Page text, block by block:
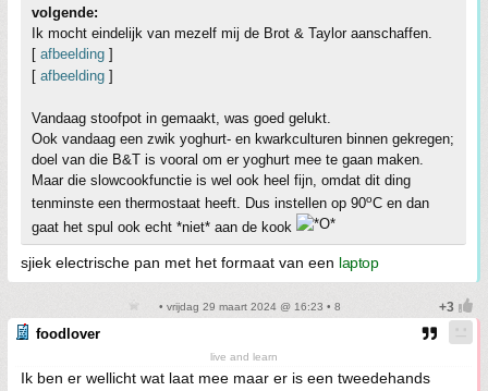
volgende:
Ik mocht eindelijk van mezelf mij de Brot & Taylor aanschaffen.
[ afbeelding ]
[ afbeelding ]
Vandaag stoofpot in gemaakt, was goed gelukt.
Ook vandaag een zwik yoghurt- en kwarkculturen binnen gekregen;
doel van die B&T is vooral om er yoghurt mee te gaan maken.
Maar die slowcookfunctie is wel ook heel fijn, omdat dit ding
tenminste een thermostaat heeft. Dus instellen op 90oC en dan
gaat het spul ook echt *niet* aan de kook
sjiek electrische pan met het formaat van een laptop
• vrijdag 29 maart 2024 @ 16:23 • 8
foodlover
live and learn
Ik ben er wellicht wat laat mee maar er is een tweedehands